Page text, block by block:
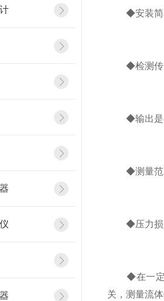
◆安装简
◆检测传感
◆输出是与
◆测量范围
◆压力损失
◆在一定的
关，测量流